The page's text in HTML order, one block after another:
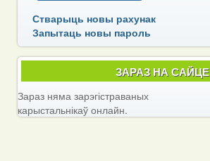
Стварыць новы рахунак
Запытаць новы пароль
ЗАРАЗ НА САЙЦЕ
Зараз няма зарэгістраваных
карыстальнікаў онлайн.